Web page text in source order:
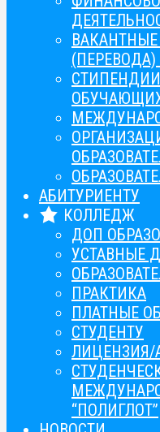
АБИТУРИЕНТУ
КОЛЛЕДЖ
ДОП
УСТАВНЫЕ
ПРАКТИКА
ПЛАТНЫЕ
СТУДЕНТУ
ЛИЦЕНЗИЯ/
“ПОЛИГЛОТ”